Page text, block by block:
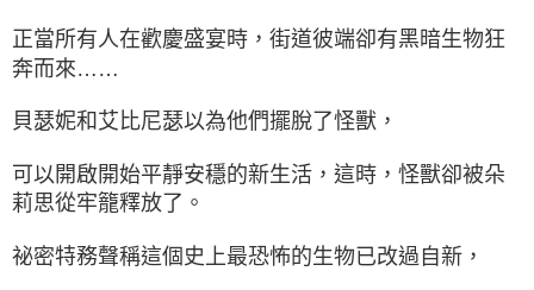
正當所有人在歡慶盛宴時，街道彼端卻有黑暗生物狂
奔而來……
貝瑟妮和艾比尼瑟以為他們擺脫了怪獸，
可以開啟開始平靜安穩的新生活，這時，怪獸卻被朵
莉思從牢籠釋放了。
祕密特務聲稱這個史上最恐怖的生物已改過自新，